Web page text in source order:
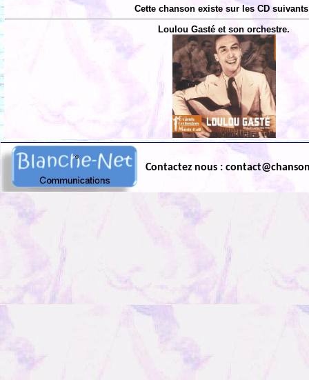
Cette chanson existe sur les CD
Loulou Gasté et son orchestre.
Contactez nous :